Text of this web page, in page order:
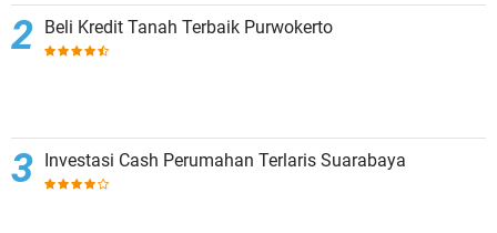
Beli Kredit Tanah Terbaik Purwokerto
Investasi Cash Perumahan Terlaris Suarabaya